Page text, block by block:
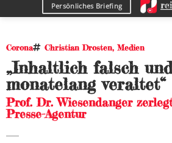
Persönliches Briefing
Corona Christian Drosten, Medien
„Inhaltlich falsch
monatelang veraltet“
Prof. Dr. Wiesendanger
Presse-Agentur